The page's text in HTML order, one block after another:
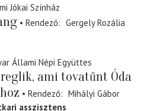
Jókai Színház
Rendező
Gergely Rozália
Állami Népi Együttes
ami tovatűnt Óda
Rendező
Mihályi Gábor
asszisztens